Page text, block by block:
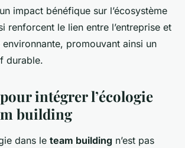
impact bénéfique sur l’écosystème
renforcent le lien entre l’entreprise et
environnante, promouvant ainsi un
durable.
intégrer l’écologie
building
dans le team building n’est pas